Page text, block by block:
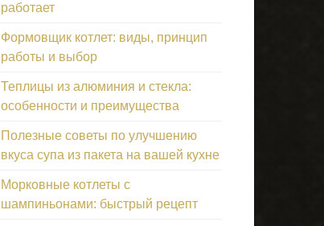
работает
Формовщик котлет: виды, принцип
работы и выбор
Теплицы из алюминия и стекла:
особенности и преимущества
Полезные советы по улучшению
вкуса супа из пакета на вашей кухне
Морковные котлеты с
шампиньонами: быстрый рецепт